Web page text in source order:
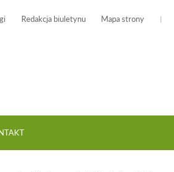
Redakcja biuletynu Mapa strony